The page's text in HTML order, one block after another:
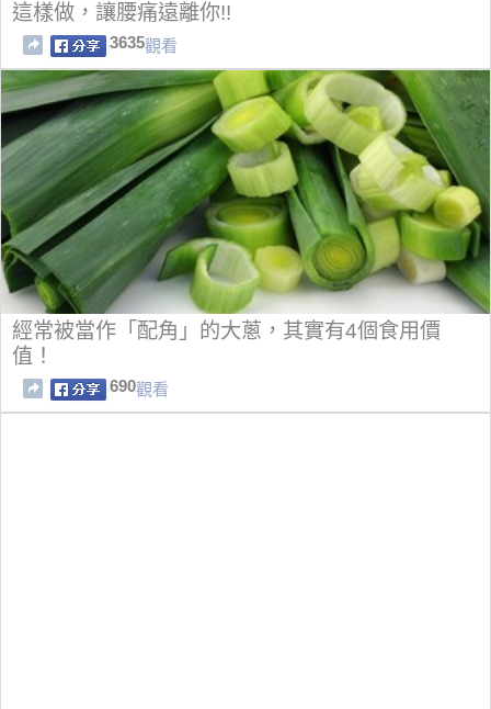
這樣做，讓腰痛遠離你!!
3635觀看
經常被當作「配角」的大蔥，其實有4個食用價
值！
690觀看